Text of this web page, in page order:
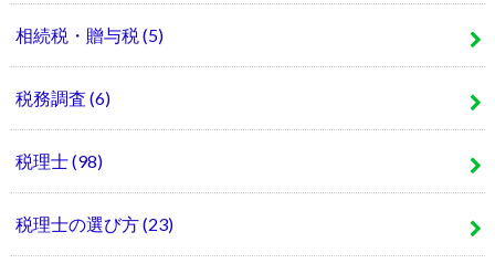
相続税・贈与税 (5)
税務調査 (6)
税理士(98)
税理士の選び方(23)